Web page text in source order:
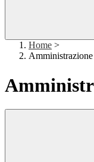
Home >
Amministrazione